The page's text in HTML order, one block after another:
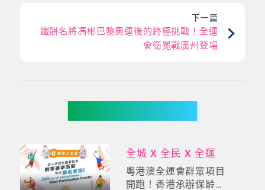
下一篇
鐵餅名將馮彬巴黎奧運後的終極挑戰！全運
會衛冕戰廣州登場
全城 X 全民 X 全運
粵港澳全運會群眾項目
開跑！香港承辦保齡球